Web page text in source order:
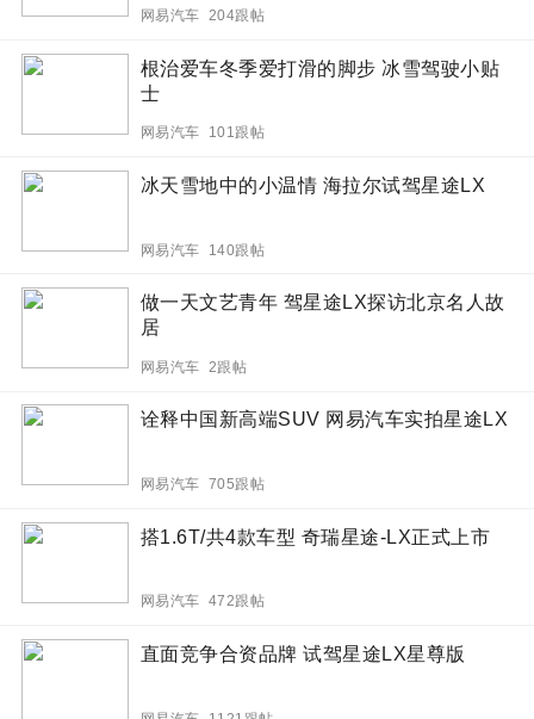
网易汽车 204跟帖
根治爱车冬季爱打滑的脚步 冰雪驾驶小贴
士
网易汽车 101跟帖
冰天雪地中的小温情 海拉尔试驾星途LX
网易汽车 140跟帖
做一天文艺青年 驾星途LX探访北京名人故
居
网易汽车 2跟帖
诠释中国新高端SUV 网易汽车实拍星途LX
网易汽车 705跟帖
搭1.6T/共4款车型 奇瑞星途-LX正式上市
网易汽车 472跟帖
直面竞争合资品牌 试驾星途LX星尊版